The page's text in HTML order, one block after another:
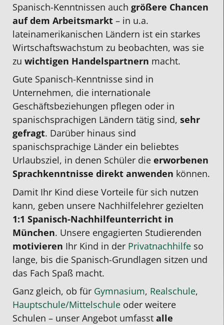
Spanisch-Kenntnissen auch größere Chancen
auf dem Arbeitsmarkt – in u.a.
lateinamerikanischen Ländern ist ein starkes
Wirtschaftswachstum zu beobachten, was sie
zu wichtigen Handelspartnern macht.
Gute Spanisch-Kenntnisse sind in
Unternehmen, die internationale
Geschäftsbeziehungen pflegen oder in
spanischsprachigen Ländern tätig sind, sehr
gefragt. Darüber hinaus sind
spanischsprachige Länder ein beliebtes
Urlaubsziel, in denen Schüler die erworbenen
Sprachkenntnisse direkt anwenden können.
Damit Ihr Kind diese Vorteile für sich nutzen
kann, geben unsere Nachhilfelehrer gezielten
1:1 Spanisch-Nachhilfeunterricht in
München. Unsere engagierten Studierenden
motivieren Ihr Kind in der Privatnachhilfe so
lange, bis die Spanisch-Grundlagen sitzen und
das Fach Spaß macht.
Ganz gleich, ob für Gymnasium, Realschule,
Hauptschule/Mittelschule oder weitere
Schulen – unser Angebot umfasst alle